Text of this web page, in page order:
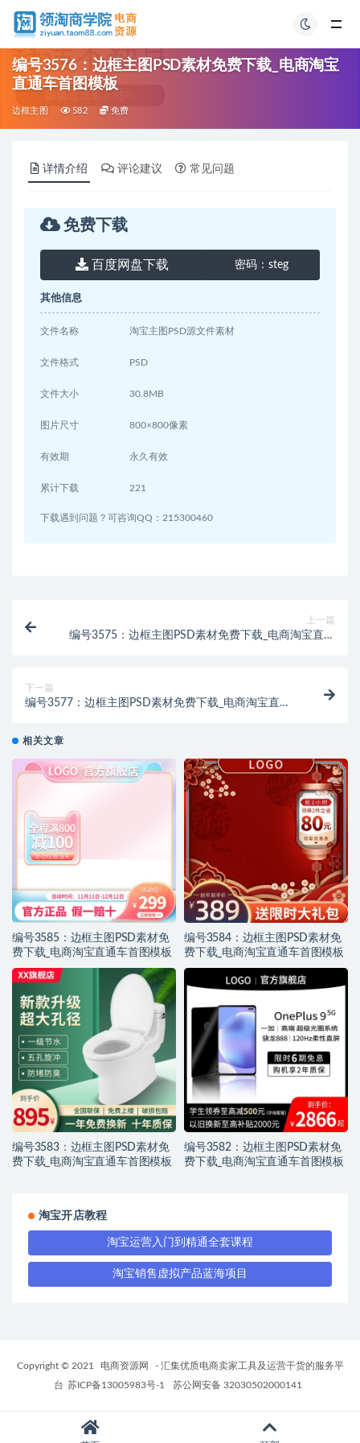
编号3576：边框主图PSD素材免费下载_电商淘宝
直通车首图模板
边框主图 582 免费
详情介绍 评论建议 常见问题
免费下载
百度网盘下载 密码： steg
其他信息
文件名称 淘宝主图PSD源文件素材
文件格式 PSD
文件大小 30.8MB
图片尺寸 800×800像素
有效期 永久有效
累计下载 221
下载遇到问题？可咨询QQ：215300460
上一篇
编号3575：边框主图PSD素材免费下载_电商淘宝直通
下一篇
编号3577：边框主图PSD素材免费下载_电商淘宝直通
相关文章
编号3585：边框主图PSD素材免
费下载_电商淘宝直通车首图模板
编号3584：边框主图PSD素材免
费下载_电商淘宝直通车首图模板
编号3583：边框主图PSD素材免
费下载_电商淘宝直通车首图模板
编号3582：边框主图PSD素材免
费下载_电商淘宝直通车首图模板
淘宝开店教程
淘宝运营入门到精通全套课程
淘宝销售虚拟产品蓝海项目
Copyright © 2021 电商资源网
- 汇集优质电商卖家工具及运营干货的服务平
台 苏ICP备13005983号-1 苏公网安备 32030502000141